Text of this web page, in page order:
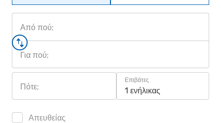
Από πού;
Για πού;
Πότε;
Επιβάτες
1 ενήλικας
Απευθείας